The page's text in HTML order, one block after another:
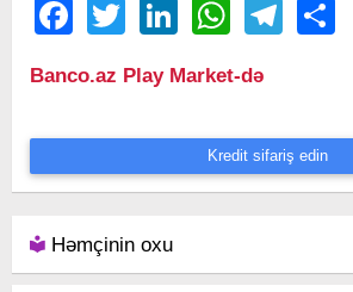
FacebookTwitter LinkedIn WhatsAppTelegram
Banco.az Play Market-də
Kredit sifariş edin
Həmçinin oxu